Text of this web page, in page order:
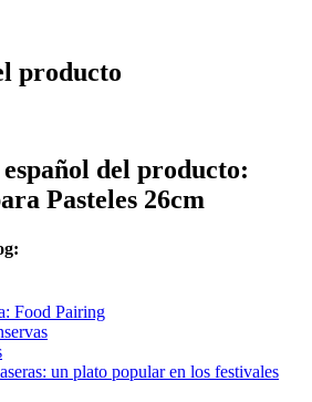
producto
del producto:
Pasteles 26cm
Food Pairing
un plato popular en los festivales